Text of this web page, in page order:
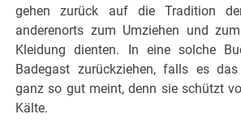
gehen zurück auf die Tradition
anderenorts zum Umziehen und
Kleidung dienten. In eine solche
Badegast zurückziehen, falls es
ganz so gut meint, denn sie schützt
Kälte.